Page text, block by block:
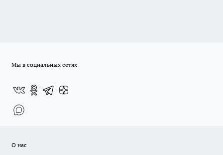
Мы в социальных сетях
О нас